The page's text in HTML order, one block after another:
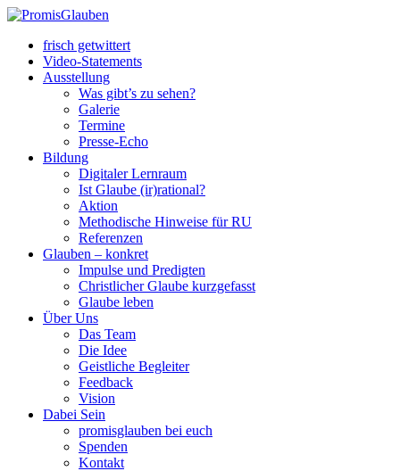
frisch getwittert
Video-Statements
Ausstellung
Was gibt’s zu sehen?
Galerie
Termine
Presse-Echo
Bildung
Digitaler Lernraum
Ist Glaube (ir)rational?
Aktion
Methodische Hinweise für RU
Referenzen
Glauben – konkret
Impulse und Predigten
Christlicher Glaube kurzgefasst
Glaube leben
Über Uns
Das Team
Die Idee
Geistliche Begleiter
Feedback
Vision
Dabei Sein
promisglauben bei euch
Spenden
Kontakt